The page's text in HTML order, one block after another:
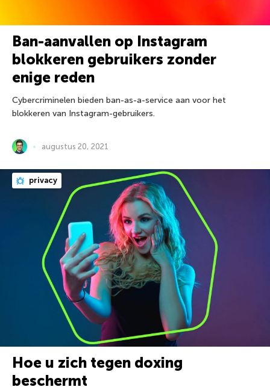
Ban-aanvallen op Instagram
blokkeren gebruikers zonder
enige reden
Cybercriminelen bieden ban-as-a-service aan voor het
blokkeren van Instagram-gebruikers.
augustus 20, 2021
privacy
Hoe u zich tegen doxing
beschermt